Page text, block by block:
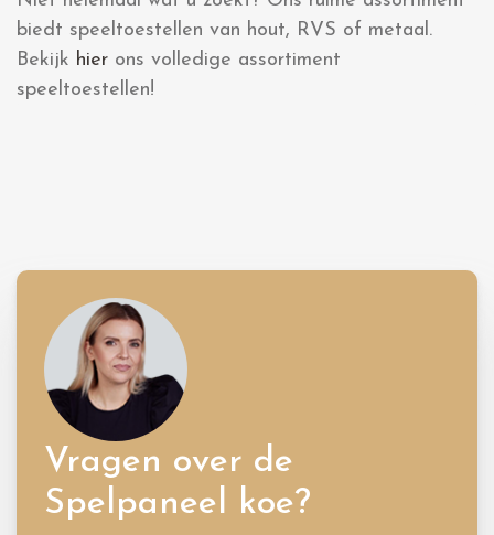
biedt speeltoestellen van hout, RVS of metaal.
Bekijk hier ons volledige assortiment
speeltoestellen!
Vragen over de
Spelpaneel koe?